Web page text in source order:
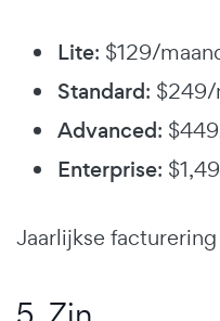
Lite: $129/
Standard: $249/
Advanced:
Enterprise:
Jaarlijkse